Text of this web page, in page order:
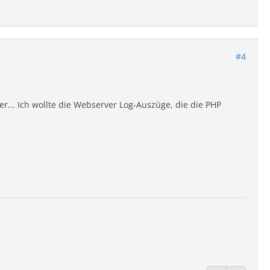
#4
Ich wollte die Webserver Log-Auszüge, die die PHP